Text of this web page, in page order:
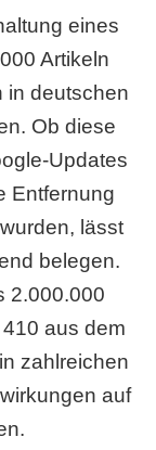
eines
Artikeln
in deutschen
Ob diese
Updates
Entfernung
lässt
belegen.
2.000.000
aus dem
zahlreichen
auf